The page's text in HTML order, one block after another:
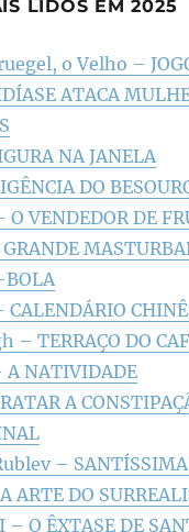
LIDOS EM 2025
o Velho –
ATACA
NA JANELA
DO
VENDEDOR DE
CALENDÁRIO
– TERRAÇO DO
NATIVIDADE
A
–
ARTE DO
– O ÊXTASE DE